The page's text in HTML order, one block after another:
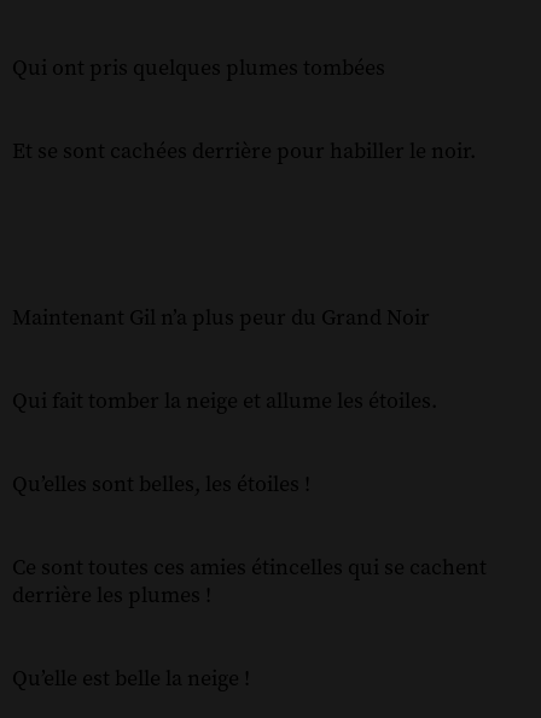
Qui ont pris quelques plumes tombées
Et se sont cachées derrière pour habiller le noir.
Maintenant Gil n’a plus peur du Grand Noir
Qui fait tomber la neige et allume les étoiles.
Qu’elles sont belles, les étoiles !
Ce sont toutes ces amies étincelles qui se cachent
derrière les plumes !
Qu’elle est belle la neige !